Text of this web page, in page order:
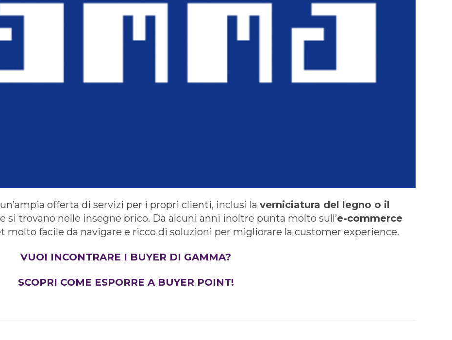
offerta di servizi per i propri clienti, inclusi la verniciatura del legno o il
si trovano nelle insegne brico. Da alcuni anni inoltre punta molto sull’e-commerce
facile da navigare e ricco di soluzioni per migliorare la customer experience.
VUOI INCONTRARE I BUYER DI GAMMA?
SCOPRI COME ESPORRE A BUYER POINT!